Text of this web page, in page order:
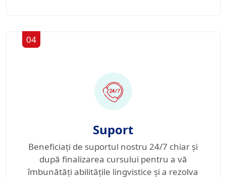
Suport
Beneficiați de suportul nostru 24/7 chiar și
după finalizarea cursului pentru a vă
îmbunătăți abilitățile lingvistice și a rezolva
04